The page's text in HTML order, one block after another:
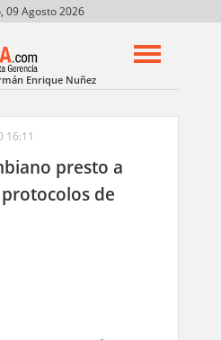
09 Agosto 2026
Enrique Nuñez
16:11
presto a
de